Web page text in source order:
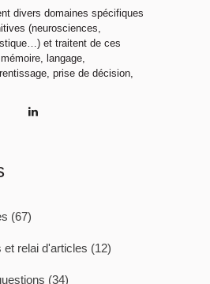
divers domaines spécifiques
(neurosciences,
et traitent de ces
langage,
prise de décision,
(67)
relai d'articles (12)
(34)